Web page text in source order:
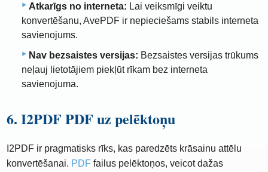
Atkarīgs no interneta: Lai veiksmīgi veiktu
konvertēšanu, AvePDF ir nepieciešams stabils interneta
savienojums.
Nav bezsaistes versijas: Bezsaistes versijas trūkums
neļauj lietotājiem piekļūt rīkam bez interneta
savienojuma.
6. I2PDF PDF uz pelēktoņu
I2PDF ir pragmatisks rīks, kas paredzēts krāsainu attēlu
konvertēšanai. PDF failus pelēktoņos, veicot dažas